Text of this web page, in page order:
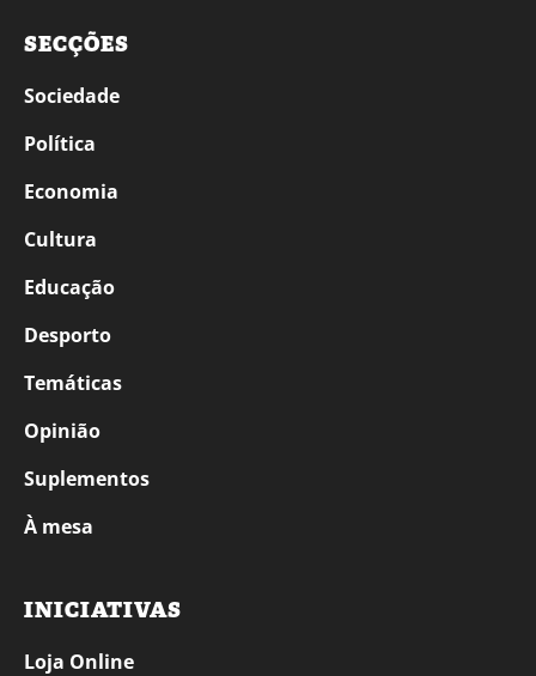
SECÇÕES
Sociedade
Política
Economia
Cultura
Educação
Desporto
Temáticas
Opinião
Suplementos
À mesa
INICIATIVAS
Loja Online